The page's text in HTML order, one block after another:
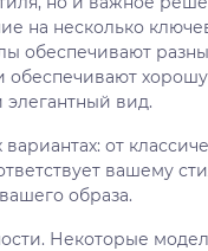
на несколько
обеспечивают
вид.
от
вашему
образа.
Некоторые